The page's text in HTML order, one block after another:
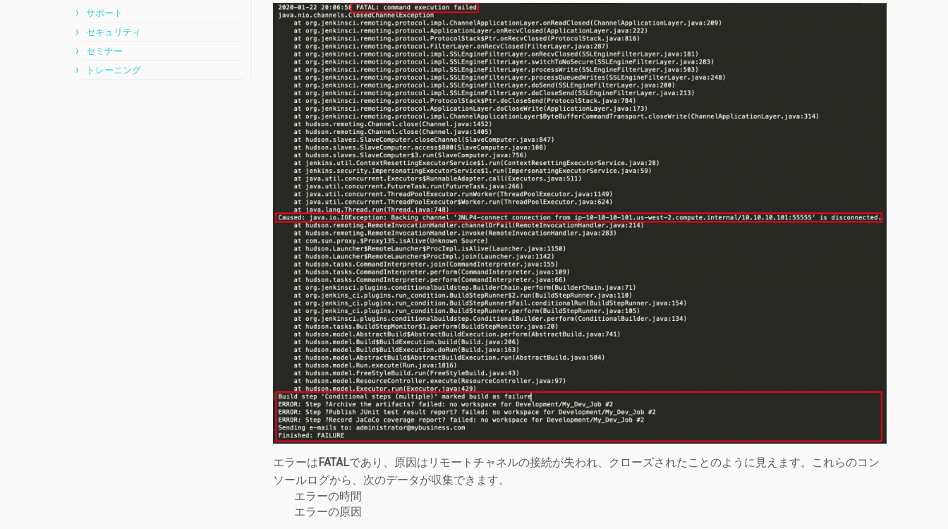
サポート
セキュリティ
セミナー
トレーニング
エラーはFATALであり、原因はリモートチャネルの接続が失われ、クローズされたことのように見えます。これらのコン
ソールログから、次のデータが収集できます。
エラーの時間
エラーの原因